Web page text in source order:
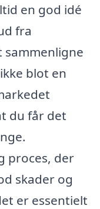
en god idé
fra
sammenligne
blot en
du får det
proces, der
skader og
er essentielt